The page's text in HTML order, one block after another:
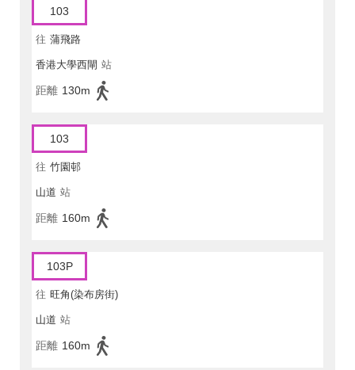
103
往 蒲飛路
香港大學西閘 站
距離 130m
103
往 竹園邨
山道 站
距離 160m
103P
往 旺角(染布房街)
山道 站
距離 160m